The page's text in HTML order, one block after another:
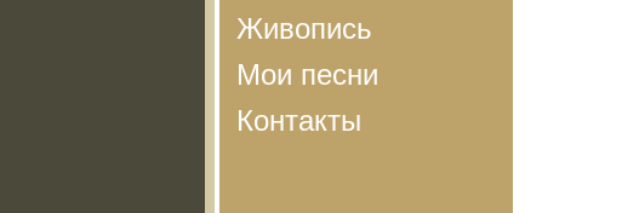
Живопись
Мои песни
Контакты